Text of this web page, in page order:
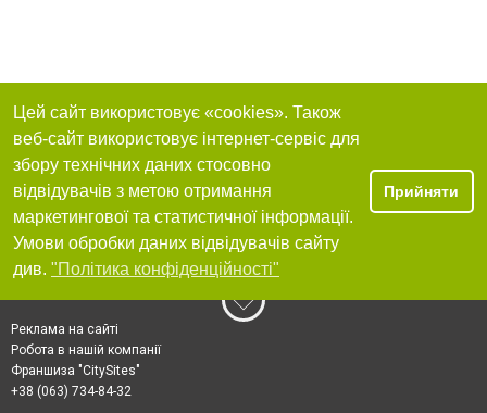
Цей сайт використовує «cookies». Також
веб-сайт використовує інтернет-сервіс для
збору технічних даних стосовно
відвідувачів з метою отримання
маркетингової та статистичної інформації.
Умови обробки даних відвідувачів сайту
див. "Політика конфіденційності"
Прийняти
Реклама на сайті
Робота в нашій компанії
Франшиза "CitySites"
+38 (063) 734-84-32